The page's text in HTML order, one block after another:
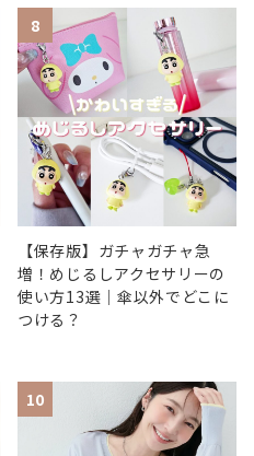
8
【保存版】ガチャガチャ急
増！めじるしアクセサリーの
使い方13選｜傘以外でどこに
つける？
10